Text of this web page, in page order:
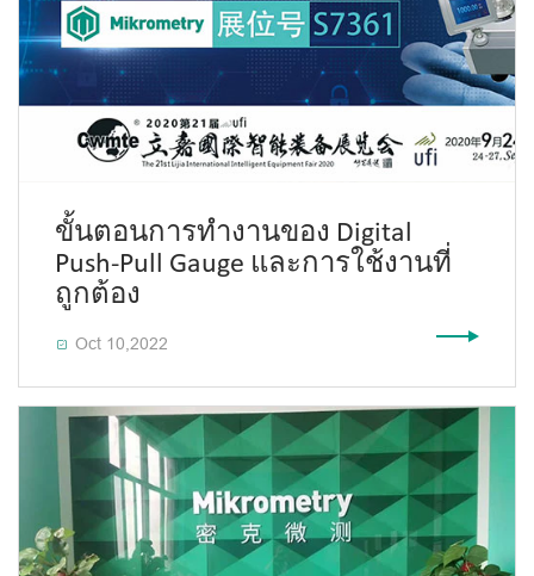
ขั้นตอนการทำงานของ Digital
Push-Pull Gauge และการใช้งานที่
ถูกต้อง
 Oct 10,2022